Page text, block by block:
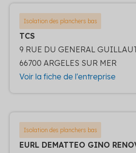
Isolation des planchers bas
TCS
9 RUE DU GENERAL
66700 ARGELES SUR MER
Voir la fiche de l'entreprise
Isolation des planchers bas
EURL DEMATTEO GINO